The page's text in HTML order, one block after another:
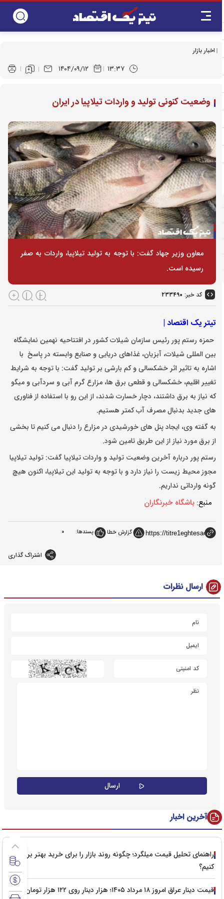
اخبار بازار
۱۴۰۴/۰۹/۱۲ ۱۳:۳۷
وضعیت کنونی تولید و واردات تیلاپیا در ایران
معاون وزیر جهاد گفت: با توجه به تولید تیلاپیا، واردات به صفر
رسیده است.
کد خبر: ۲۳۳۴۹۰
تیتر یک اقتصاد |
حمزه رستم پور رئیس سازمان شیلات کشور در افتتاحیه نهمین نمایشگاه
بین المللی شیلات، آبزیان، غذاهای دریایی و صنایع وابسته در پاسخ با
اشاره به تاثیر اثر خشکسالی و کم بارشی بر تولید گفت: با توجه به شرایط
تغییر اقلیم، خشکسالی و قطعی برق ها، مزارع گرم آبی و سردآبی و میگو
که نیاز به برق داشتند، دچار خسارت شدند، از این رو با استفاده از فناوری
های جدید بدنبال مصرف آب کمتر هستیم.
به گفته وی، ایجاد پنل های خورشیدی در مزارع را دنبال می کنیم تا بخشی
از برق مورد نیاز از این طریق تامین شود.
رستم پور درباره آخرین وضعیت تولید و واردات تیلاپیا گفت: تولید تیلاپیا
مجوز محیط زیست را نیاز دارد و با توجه به تولید این تیلاپیا، اکنون هیچ
گونه وارداتی نداریم‌.
منبع: باشگاه خبرنگاران
گزارش خطا پسندها: 0
اشتراک گذاری
ارسال نظرات
آخرین اخبار
راهنمای تحلیل قیمت میلگرد؛ چگونه روند بازار را برای خرید بهتر بررسی
کنیم؟
قیمت دینار عراق امروز ۱۸ مرداد ۱۴۰۵؛ هزار دینار روی ۱۲۲ هزار تومان